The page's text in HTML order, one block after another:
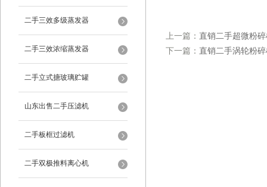
二手三效多级蒸发器
二手三效浓缩蒸发器
二手立式搪玻璃贮罐
山东出售二手压滤机
二手板框过滤机
二手双极推料离心机
上一篇： 直销二手超微粉
下一篇： 直销二手涡轮粉